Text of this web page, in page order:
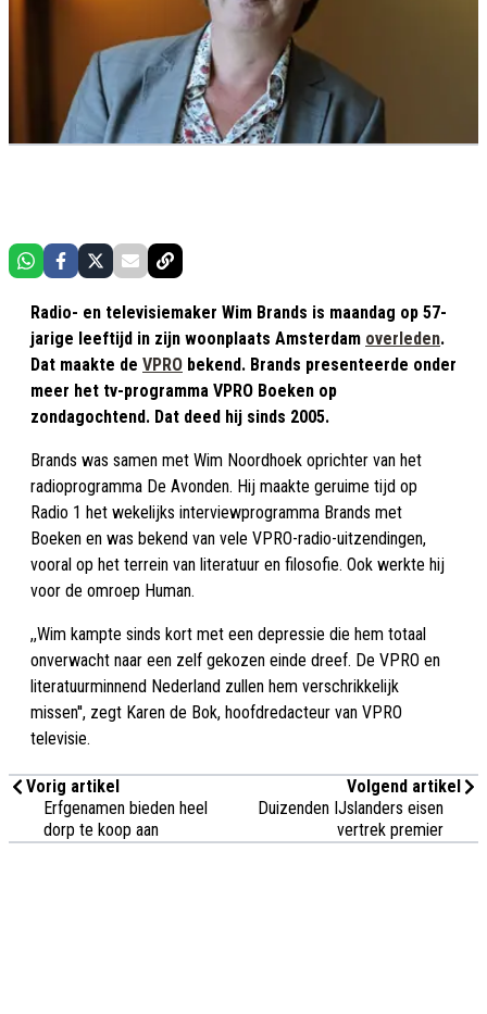
Radio- en televisiemaker Wim Brands is maandag op 57-
jarige leeftijd in zijn woonplaats Amsterdam overleden.
Dat maakte de VPRO bekend. Brands presenteerde onder
meer het tv-programma VPRO Boeken op
zondagochtend. Dat deed hij sinds 2005.
Brands was samen met Wim Noordhoek oprichter van het
radioprogramma De Avonden. Hij maakte geruime tijd op
Radio 1 het wekelijks interviewprogramma Brands met
Boeken en was bekend van vele VPRO-radio-uitzendingen,
vooral op het terrein van literatuur en filosofie. Ook werkte hij
voor de omroep Human.
,,Wim kampte sinds kort met een depressie die hem totaal
onverwacht naar een zelf gekozen einde dreef. De VPRO en
literatuurminnend Nederland zullen hem verschrikkelijk
missen'', zegt Karen de Bok, hoofdredacteur van VPRO
televisie.
Vorig artikel
Erfgenamen bieden heel
dorp te koop aan
Volgend artikel
Duizenden IJslanders eisen
vertrek premier